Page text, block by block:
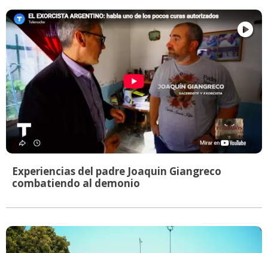
Experiencias del padre Joaquin Giangreco
combatiendo al demonio